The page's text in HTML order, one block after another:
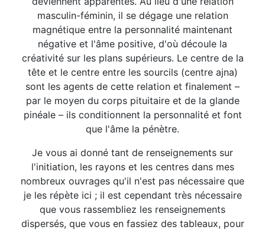
masculin-féminin, il se dégage une relation
magnétique entre la personnalité maintenant
négative et l'âme positive, d'où découle la
créativité sur les plans supérieurs. Le centre de la
tête et le centre entre les sourcils (centre ajna)
sont les agents de cette relation et finalement –
par le moyen du corps pituitaire et de la glande
pinéale – ils conditionnent la personnalité et font
que l'âme la pénètre.
Je vous ai donné tant de renseignements sur
l'initiation, les rayons et les centres dans mes
nombreux ouvrages qu'il n'est pas nécessaire que
je les répète ici ; il est cependant très nécessaire
que vous rassembliez les renseignements
dispersés, que vous en fassiez des tableaux, pour